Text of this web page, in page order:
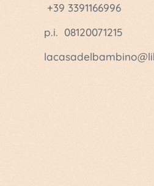
+39 3391166996
p.i. 08120071215